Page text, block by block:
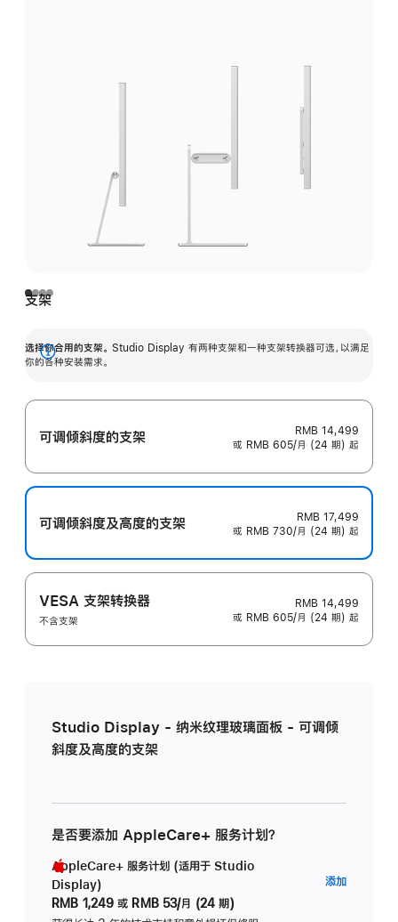
支架
选择你合用的支架。 Studio Display 有两种支架和一种支架转换器可选，以满足
你的各种安装需求。
展
可调倾斜度的支架
RMB 14,499
或 RMB 605/月 (24 期) 起
可调倾斜度及高‍度的支‍架
RMB 17,499
或 RMB 730/月 (24 期) 起
VESA 支架转换器
不含支架
RMB 14,499
或 RMB 605/月 (24 期) 起
Studio Display - 纳米纹理玻璃面板 - 可调倾
斜度及高度的支架
是否要添加 AppleCare+ 服务计划？
AppleCare+ 服务计划 (适用于 Studio
Display)
RMB 1,249 或 RMB 53/月 (24 期)
添加